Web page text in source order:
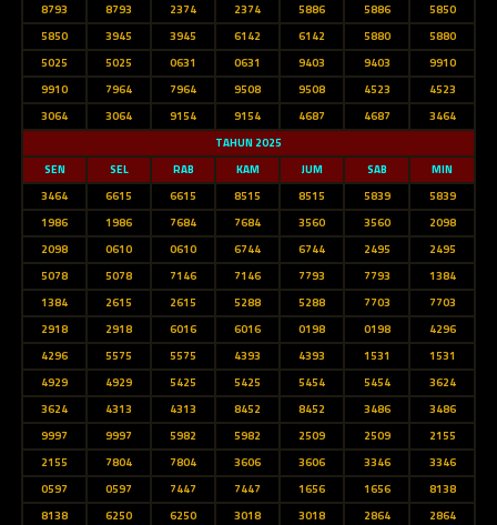
8793
8793 2374 2374 5886 5886
5850
5850
3945 3945 6142 6142 5880
5880
5025
5025 0631 0631 9403 9403
9910
9910
7964 7964 9508 9508 4523
4523
3064
3064 9154 9154 4687 4687
3464
TAHUN 2025
SEN
SEL RAB KAM JUM SAB
MIN
3464
6615 6615 8515 8515 5839
5839
1986
1986 7684 7684 3560 3560
2098
2098
0610 0610 6744 6744 2495
2495
5078
5078 7146 7146 7793 7793
1384
1384
2615 2615 5288 5288 7703
7703
2918
2918 6016 6016 0198 0198
4296
4296
5575 5575 4393 4393 1531
1531
4929
4929 5425 5425 5454 5454
3624
3624
4313 4313 8452 8452 3486
3486
9997
9997 5982 5982 2509 2509
2155
2155
7804 7804 3606 3606 3346
3346
0597
0597 7447 7447 1656 1656
8138
8138
6250 6250 3018 3018 2864
2864